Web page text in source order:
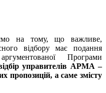
на тому, що важливе,
відбору має подання
Програми
управителів АРМА –
пропозицій, а саме змісту